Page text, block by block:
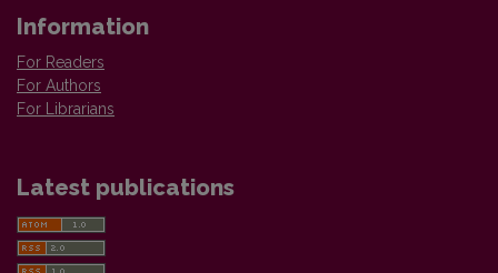
Information
For Readers
For Authors
For Librarians
Latest publications